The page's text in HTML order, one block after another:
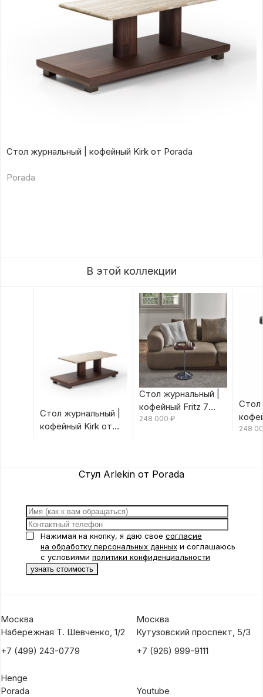
Стол журнальный | кофейный Kirk от Porada
Porada
В этой коллекции
Стол журнальный |
кофейный Kirk от
Стол журнальный |
кофейный Fritz 7
Canaletta/Rosso
248 000 ₽
Стол
248
Стул Arlekin от Porada
Нажимая на кнопку, я даю свое согласие
на обработку персональных данных и соглашаюсь
с условиями политики конфиденциальности
Москва
Набережная Т. Шевченко, 1/2
+7 (499) 243-0779
Москва
Кутузовский проспект, 5/3
+7 (926) 999-9111
Henge
Porada
Youtube